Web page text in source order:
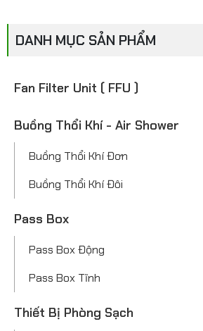
DANH MỤC SẢN PHẨM
Fan Filter Unit ( FFU )
Buồng Thổi Khí - Air Shower
Buồng Thổi Khí Đơn
Buồng Thổi Khí Đôi
Pass Box
Pass Box Động
Pass Box Tĩnh
Thiết Bị Phòng Sạch